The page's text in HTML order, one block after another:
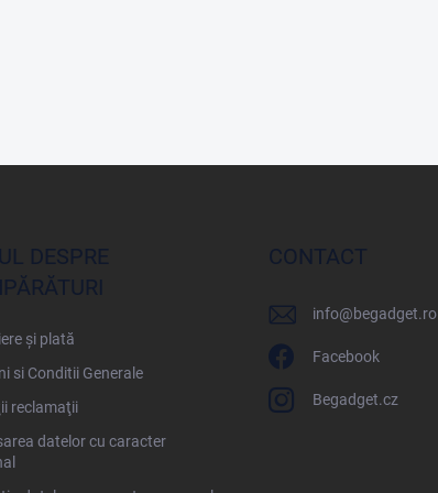
DESPRE
și plată
si Conditii Generale
reclamaţii
datelor cu caracter
CONTACT
info@begadget.ro
Facebook
Begadget.cz